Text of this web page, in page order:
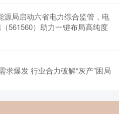
源局启动六省电力综合监管，电
561560）助力一键布局高纯度
求爆发 行业合力破解“灰产”困局